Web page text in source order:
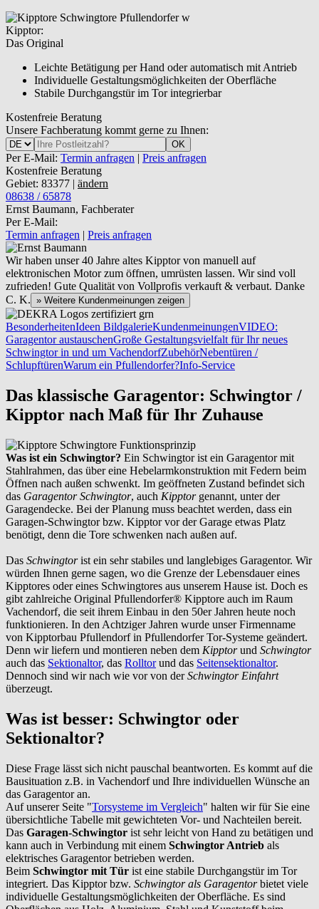
Kipptor:
Das Original
Leichte Betätigung per Hand oder automatisch mit Antrieb
Individuelle Gestaltungsmöglichkeiten der Oberfläche
Stabile Durchgangstür im Tor integrierbar
Kostenfreie Beratung
Unsere Fachberatung kommt gerne zu Ihnen:
OK
Per E-Mail: Termin anfragen | Preis anfragen
Kostenfreie Beratung
Gebiet: 83377 | ändern
08638 / 65878
Ernst Baumann, Fachberater
Per E-Mail:
Termin anfragen | Preis anfragen
Wir haben unser 40 Jahre altes Kipptor von manuell auf
elektronischen Motor zum öffnen, umrüsten lassen. Wir sind voll
zufrieden! Gute Qualität von Vollprofis verkauft & verbaut. Danke
C. K. » Weitere Kundenmeinungen zeigen
BesonderheitenIdeen BildgalerieKundenmeinungenVIDEO:
Garagentor austauschenGroße Gestaltungsvielfalt für Ihr neues
Schwingtor in und um VachendorfZubehörNebentüren /
SchlupftürenWarum ein Pfullendorfer?Info-Service
Das klassische Garagentor: Schwingtor /
Kipptor nach Maß für Ihr Zuhause
Was ist ein Schwingtor? Ein Schwingtor ist ein Garagentor mit
Stahlrahmen, das über eine Hebelarmkonstruktion mit Federn beim
Öffnen nach außen schwenkt. Im geöffneten Zustand befindet sich
das Garagentor Schwingtor, auch Kipptorgenannt, unter der
Garagendecke. Bei der Planung muss beachtet werden, dass ein
Garagen-Schwingtor bzw. Kipptor vor der Garage etwas Platz
benötigt, denn die Tore schwenken nach außen auf.
Das Schwingtorist ein sehr stabiles und langlebiges Garagentor. Wir
würden Ihnen gerne sagen, wo die Grenze der Lebensdauer eines
Kipptores oder eines Schwingtores aus unserem Hause ist. Doch es
gibt zahlreiche Original Pfullendorfer® Kipptore auch im Raum
Vachendorf, die seit ihrem Einbau in den 50er Jahren heute noch
funktionieren. In den Achtziger Jahren wurde unser Firmenname
von Kipptorbau Pfullendorf in Pfullendorfer Tor-Systeme geändert.
Denn wir liefern und montieren neben dem Kipptorund Schwingtor
auch das Sektionaltor, das Rolltorund das Seitensektionaltor.
Dennoch sind wir nach wie vor von derSchwingtor Einfahrt
überzeugt.
Was ist besser: Schwingtor oder
Sektionaltor?
Diese Frage lässt sich nicht pauschal beantworten. Es kommt auf die
Bausituation z.B. in Vachendorfund Ihre individuellen Wünsche an
das Garagentor an.
Auf unserer Seite "Torsysteme im Vergleich" halten wir für Sie eine
übersichtliche Tabelle mit gewichteten Vor- und Nachteilen bereit.
Das Garagen-Schwingtor ist sehr leicht von Hand zu betätigen und
kann auch in Verbindung mit einem Schwingtor Antrieb als
elektrisches Garagentor betrieben werden.
Beim Schwingtor mit Tür ist eine stabile Durchgangstür im Tor
integriert. Das Kipptor bzw. Schwingtor als Garagentorbietet viele
individuelle Gestaltungsmöglichkeiten der Oberfläche. Es sind